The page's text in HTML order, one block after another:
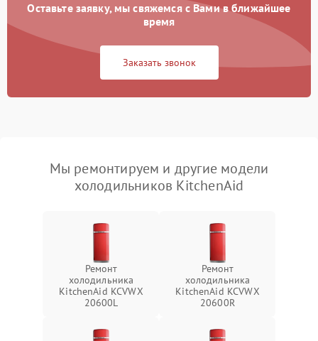
Оставьте заявку, мы свяжемся с Вами в ближайшее
время
Заказать звонок
Мы ремонтируем и другие модели
холодильников KitchenAid
Ремонт
холодильника
KitchenAid KCVWX
20600L
Ремонт
холодильника
KitchenAid KCVWX
20600R